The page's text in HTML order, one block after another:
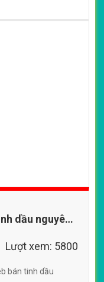
dầu nguyên
Lượt xem: 5800
bán tinh dầu